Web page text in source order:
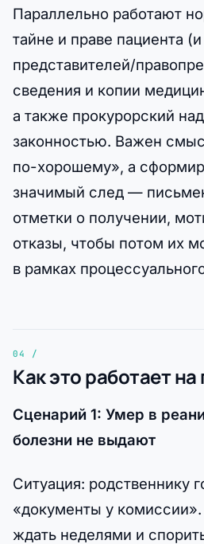
Параллельно работают
тайне и праве пациента
представителей/
сведения и копии
а также прокурорский
законностью. Важен
по-хорошему», а
значимый след —
отметки о получении,
отказы, чтобы потом их
в рамках
Как это работает на
Сценарий 1: Умер в
болезни не выдают
Ситуация: родственнику
«документы у
ждать неделями и